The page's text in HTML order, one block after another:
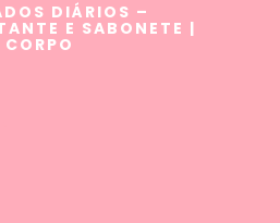
DIÁRIOS –
E SABONETE |